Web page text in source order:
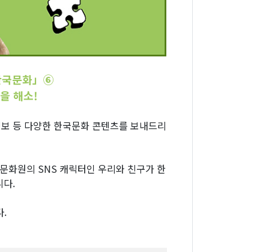
국문화」⑥
해소!
등 다양한 한국문화 콘텐츠를 보내드리
화원의 SNS 캐릭터인 우리와 친구가 한
다.
.